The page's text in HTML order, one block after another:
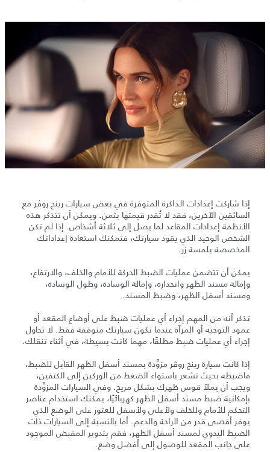
إذا شاركت إعدادات الذاكرة المتوفرة في بعض سيارات رينج روڤر مع
السائقين الآخرين، فقد لا تُقدر قيمتها بثمن. ويمكن أن تتذكر هذه
الأنظمة إعدادات المقاعد لما يصل إلى ثلاثة أشخاص. إذا لم تكن
الشخص الوحيد الذي يقود سيارتك، فتمكنك استعادة إعداداتك
المخصصة بلمسة زر.
يمكن أن تتضمن عمليات الضبط الحركة للأمام والخلف، والارتفاع،
وإمالة مسند الظهر وانحداره، وإمالة الوسادة، وطول الوسادة،
ومسند أسفل الظهر، وضبط المسند.
تذكر أنه من المهم إجراء أي عمليات ضبط على أوضاع المقعد أو
عمود التوجيه أو المرآة عندما تكون سيارتك متوقفة فقط. لا تحاول
إجراء أي عمليات ضبط مطلقًا، مهما كانت بسيطة، في أثناء تنقلك.
إذا كانت سيارة رينج روڤر مزوَّدة بمسند أسفل الظهر القابل للضبط،
فاضبطه بحيث تشعر باستواء الضغط من الوركين إلى الكتفين،
ويجب أن يملأ قوس ظهرك بشكل مريح. وفي السيارات المزوَّدة
بإمكانية ضبط مسند أسفل الظهر كهربائيًا، يمكنك استخدام عناصر
التحكم للأمام وللخلف ولأعلى ولأسفل للعثور على الوضع الذي
يوفر أقصى قدر من الراحة والدعم. أما بالنسبة إلى السيارات ذات
الضبط اليدوي لمسند أسفل الظهر، فقم بتدوير المقبض الموجود
على جانب المقعد للوصول إلى أفضل وضع.